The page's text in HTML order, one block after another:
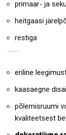
primaar- ja
heitgaasi
restiga
eriline
kaasaegne
põlemisruumi
kvaliteetsest